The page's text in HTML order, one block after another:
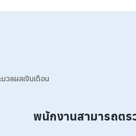
วลผลเงินเดือน
พนักงานสามารถตร